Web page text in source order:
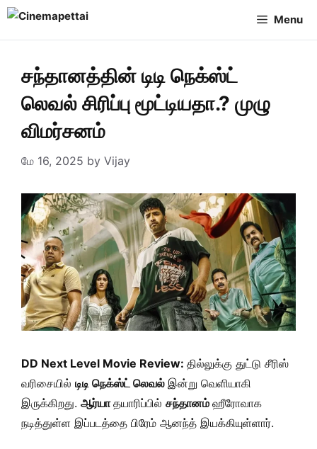
Skip
Menu
சந்தானத்தின் டிடி நெக்ஸ்ட்
லெவல் சிரிப்பு மூட்டியதா.? முழு
விமர்சனம்
மே 16, 2025 by Vijay
DD Next Level Movie Review: தில்லுக்கு துட்டு சீரிஸ்
வரிசையில் டிடி நெக்ஸ்ட் லெவல் இன்று வெளியாகி
இருக்கிறது. ஆர்யாதயாரிப்பில் சந்தானம் ஹீரோவாக
நடித்துள்ள இப்படத்தை பிரேம் ஆனந்த் இயக்கியுள்ளார்.